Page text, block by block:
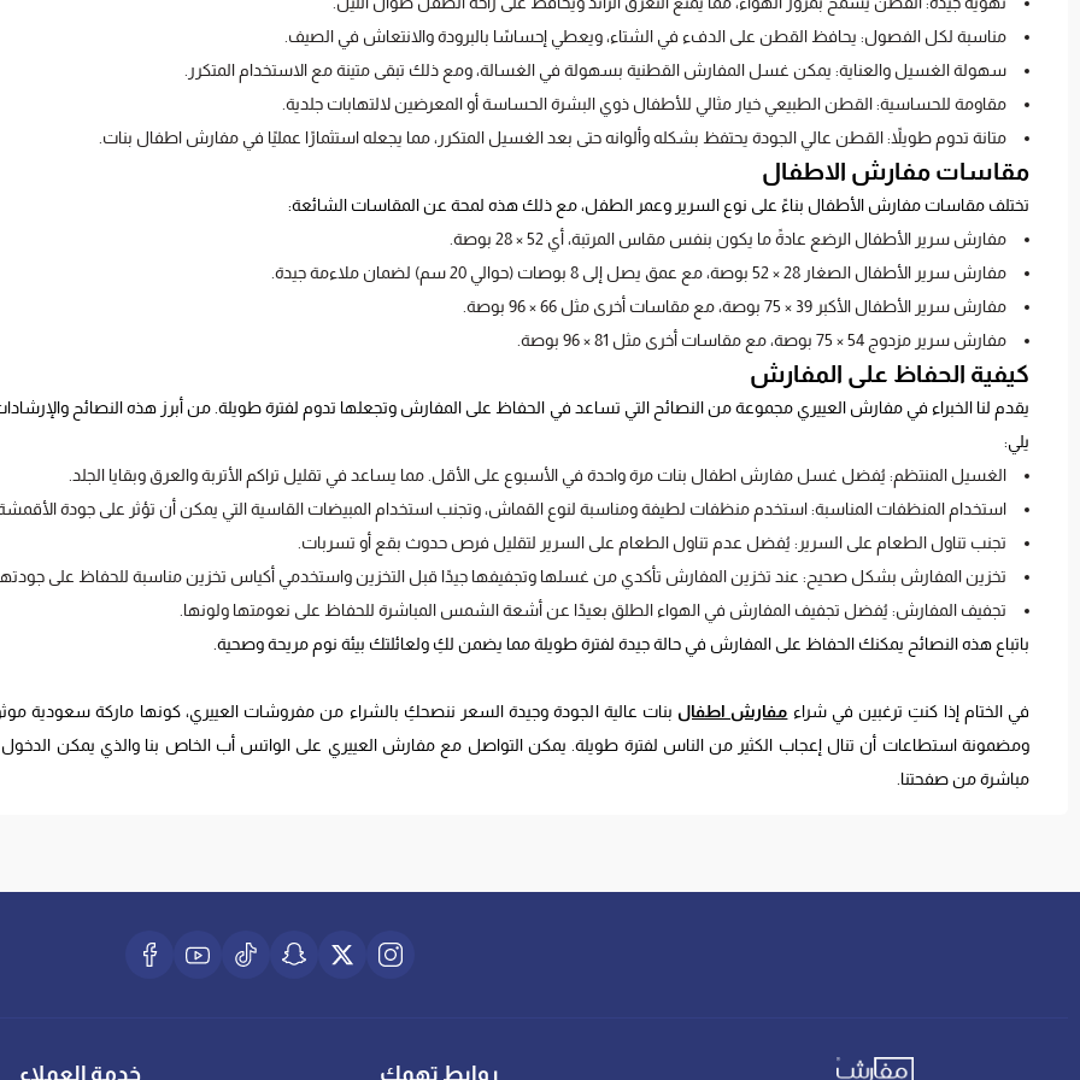
مناسبة لكل الفصول: يحافظ القطن على الدفء في الشتاء، ويعطي إحساسًا بالبرودة والانتعاش في الصيف.
سهولة الغسيل والعناية: يمكن غسل المفارش القطنية بسهولة في الغسالة، ومع ذلك تبقى متينة مع الاستخدام المتكرر.
مقاومة للحساسية: القطن الطبيعي خيار مثالي للأطفال ذوي البشرة الحساسة أو المعرضين لالتهابات جلدية.
متانة تدوم طويلاً: القطن عالي الجودة يحتفظ بشكله وألوانه حتى بعد الغسيل المتكرر، مما يجعله استثمارًا عمليًا في مفارش اطفال بنات.
مقاسات مفارش الاطفال
تختلف مقاسات مفارش الأطفال بناءً على نوع السرير وعمر الطفل، مع ذلك هذه لمحة عن المقاسات الشائعة:
مفارش سرير الأطفال الرضع عادةً ما يكون بنفس مقاس المرتبة، أي 52 × 28 بوصة.
مفارش سرير الأطفال الصغار 28 × 52 بوصة، مع عمق يصل إلى 8 بوصات (حوالي 20 سم) لضمان ملاءمة جيدة.
مفارش سرير الأطفال الأكبر 39 × 75 بوصة، مع مقاسات أخرى مثل 66 × 96 بوصة.
مفارش سرير مزدوج 54 × 75 بوصة، مع مقاسات أخرى مثل 81 × 96 بوصة.
كيفية الحفاظ على المفارش
يقدم لنا الخبراء في مفارش العييري مجموعة من النصائح التي تساعد في الحفاظ على المفارش وتجعلها تدوم لفترة طويلة. من أبرز هذه النصائح
يلي:
الغسيل المنتظم: يُفضل غسل مفارش اطفال بنات مرة واحدة في الأسبوع على الأقل. مما يساعد في تقليل تراكم الأتربة والعرق وبقايا الجلد.
استخدام المنظفات المناسبة: استخدم منظفات لطيفة ومناسبة لنوع القماش، وتجنب استخدام المبيضات القاسية التي يمكن أن تؤثر على جودة
تجنب تناول الطعام على السرير: يُفضل عدم تناول الطعام على السرير لتقليل فرص حدوث بقع أو تسربات.
تخزين المفارش بشكل صحيح: عند تخزين المفارش تأكدي من غسلها وتجفيفها جيدًا قبل التخزين واستخدمي أكياس تخزين مناسبة للحفاظ على
تجفيف المفارش: يُفضل تجفيف المفارش في الهواء الطلق بعيدًا عن أشعة الشمس المباشرة للحفاظ على نعومتها ولونها.
باتباع هذه النصائح يمكنك الحفاظ على المفارش في حالة جيدة لفترة طويلة مما يضمن لكِ ولعائلتك بيئة نوم مريحة وصحية.
في الختام إذا كنتِ ترغبين في شراء مفارش اطفال بنات عالية الجودة وجيدة السعر ننصحكِ بالشراء من مفروشات العييري، كونها ماركة سعودية
ومضمونة استطاعات أن تنال إعجاب الكثير من الناس لفترة طويلة. يمكن التواصل مع مفارش العييري على الواتس أب الخاص بنا والذي يمكن الدخول
مباشرة من صفحتنا.
روابط تهمك خدمة العملاء